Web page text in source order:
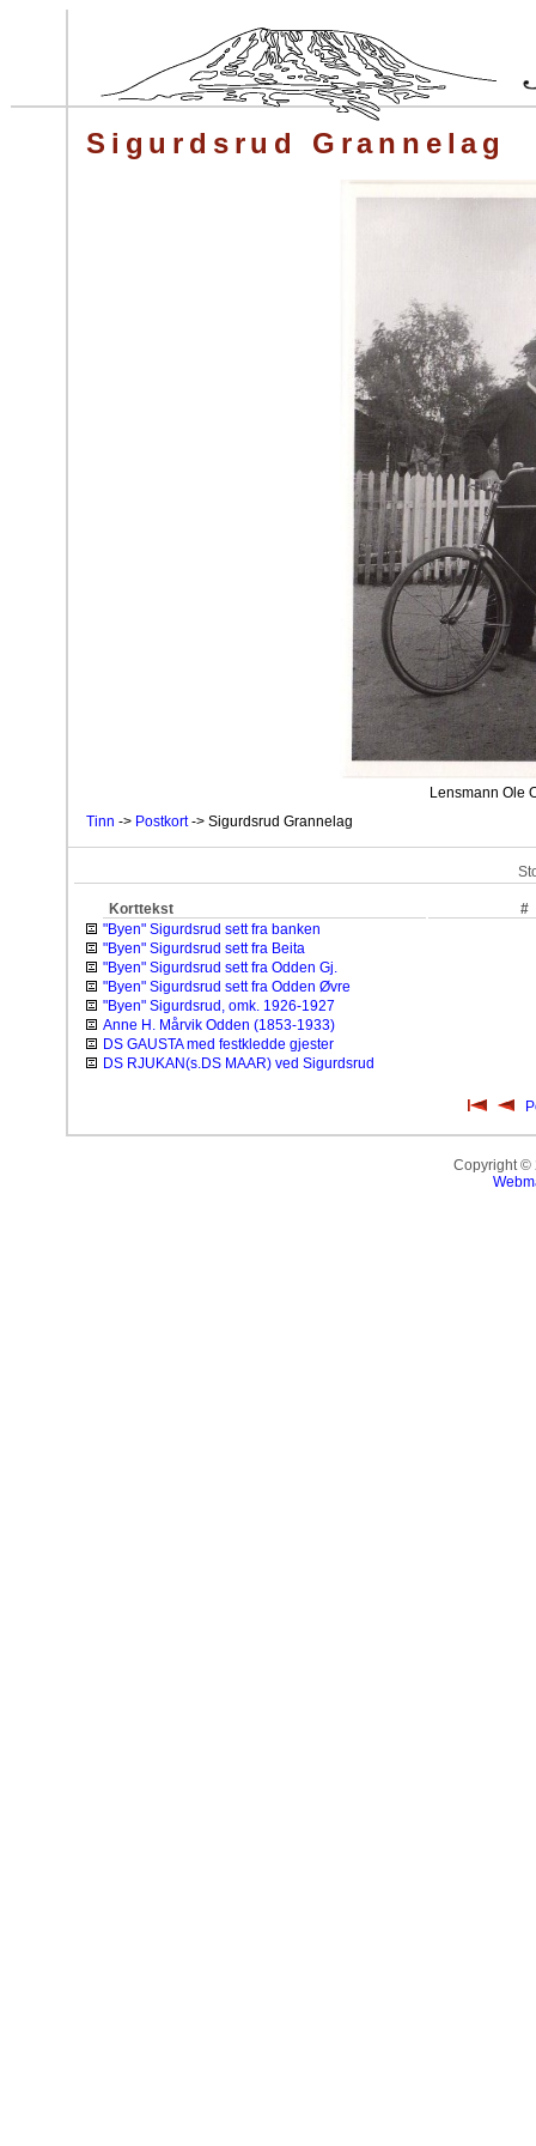
Sigurdsrud Grannelag
Lensmann Ole
Tinn -> Postkort-> Sigurdsrud Grannelag
Korttekst
#
"Byen" Sigurdsrud sett fra banken
"Byen" Sigurdsrud sett fra Beita
"Byen" Sigurdsrud sett fra Odden Gj.
"Byen" Sigurdsrud sett fra Odden Øvre
"Byen" Sigurdsrud, omk. 1926-1927
Anne H. Mårvik Odden (1853-1933)
DS GAUSTA med festkledde gjester
DS RJUKAN(s.DS MAAR) ved Sigurdsrud
Copyright ©